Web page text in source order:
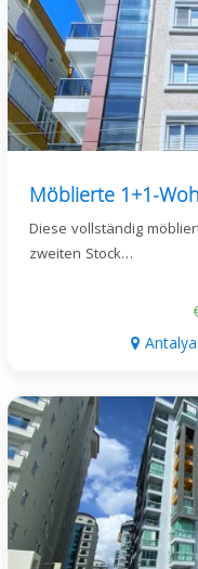
Diese vollständig
zweiten Stock…